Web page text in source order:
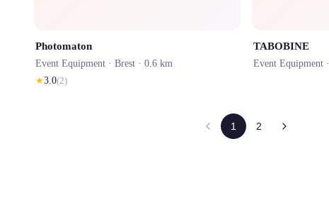
Photomaton
Event Equipment · Brest · 0.6 km
★3.0(2)
TABOBINE
Event Equipment ·
1 2